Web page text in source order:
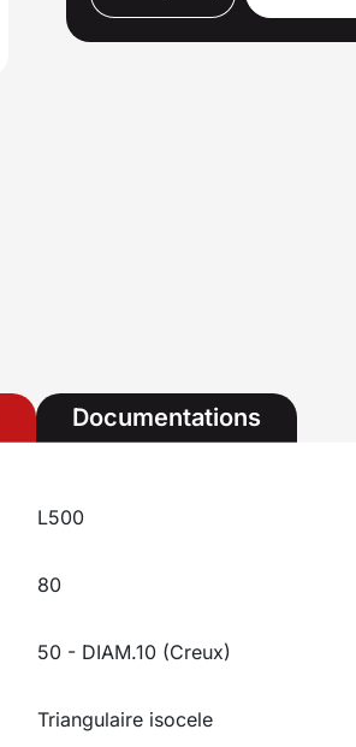
Documentations
L500
80
50 - DIAM.10 (Creux)
Triangulaire isocele